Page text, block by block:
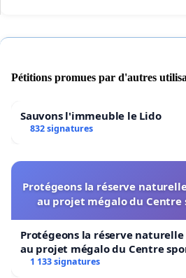
Pétitions promues par d'autres
Sauvons l'immeuble le Lido
832 signatures
Protégeons la réserve
au projet mégalo du Centre
Protégeons la réserve
au projet mégalo du Centre
1 133 signatures